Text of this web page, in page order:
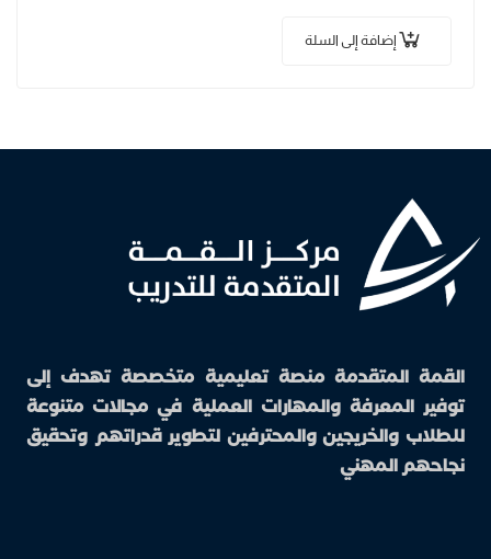
إضافة إلى السلة
القمة المتقدمة منصة تعليمية متخصصة تهدف إلى
توفير المعرفة والمهارات العملية في مجالات متنوعة
للطلاب والخريجين والمحترفين لتطوير قدراتهم وتحقيق
نجاحهم المهني